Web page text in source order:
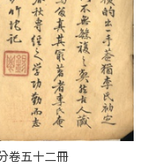
卷五十二冊